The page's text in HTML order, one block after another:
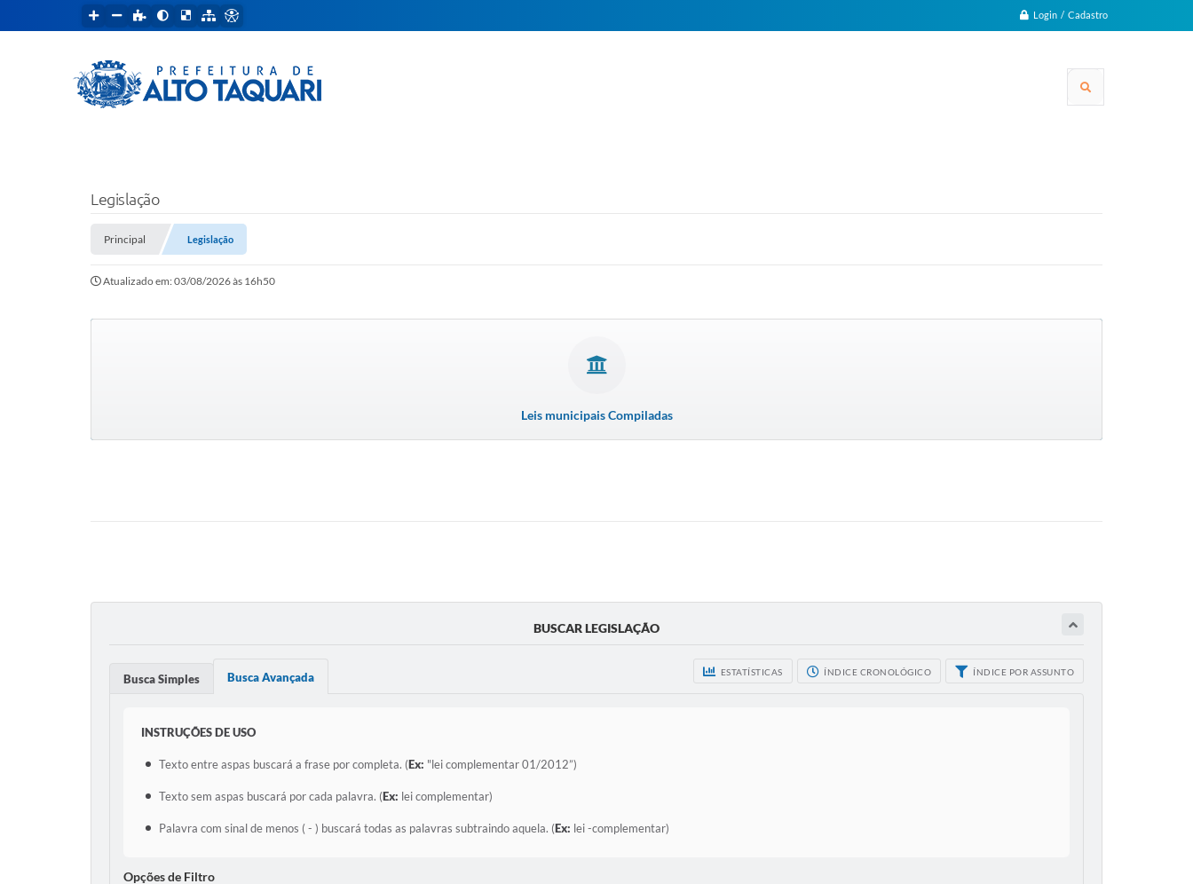
Login / Cadastro
Legislação
Principal Legislação
Atualizado em: 03/08/2026 às 16h50
Leis municipais Compiladas
BUSCAR LEGISLAÇÃO
ESTATÍSTICAS ÍNDICE CRONOLÓGICO ÍNDICE POR ASSUNTO
Busca Simples Busca Avançada
INSTRUÇÕES DE USO
Texto entre aspas buscará a frase por completa. (Ex: "lei complementar 01/2012”)
Texto sem aspas buscará por cada palavra. (Ex: lei complementar)
Palavra com sinal de menos ( - ) buscará todas as palavras subtraindo aquela. (Ex: lei -complementar)
Opções de Filtro